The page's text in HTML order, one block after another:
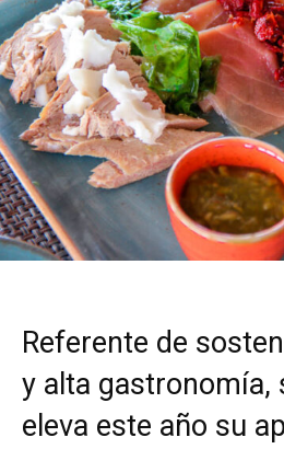
Referente de
y alta gastronomía,
eleva este año su